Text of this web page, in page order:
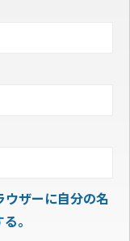
ザーに自分の名
。